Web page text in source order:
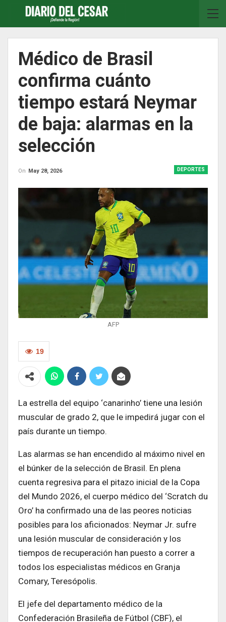
Médico de Brasil
confirma cuánto
tiempo estará Neymar
de baja: alarmas en la
selección
DEPORTES
On May 28, 2026
AFP
19
La estrella del equipo ‘canarinho’ tiene una lesión
muscular de grado 2, que le impedirá jugar con el
país durante un tiempo.
Las alarmas se han encendido al máximo nivel en
el búnker de la selección de Brasil. En plena
cuenta regresiva para el pitazo inicial de la Copa
del Mundo 2026, el cuerpo médico del ‘Scratch du
Oro’ ha confirmado una de las peores noticias
posibles para los aficionados: Neymar Jr. sufre
una lesión muscular de consideración y los
tiempos de recuperación han puesto a correr a
todos los especialistas médicos en Granja
Comary, Teresópolis.
El jefe del departamento médico de la
Confederación Brasileña de Fútbol (CBF), el